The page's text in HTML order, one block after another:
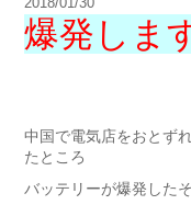
爆発しま
中国で電気店をおとず
たところ
バッテリーが爆発した